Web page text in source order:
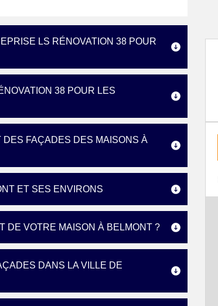
LS RÉNOVATION 38 POUR
38 POUR LES
FAÇADES DES MAISONS À
ET SES ENVIRONS
DE VOTRE MAISON À BELMONT ?
DANS LA VILLE DE